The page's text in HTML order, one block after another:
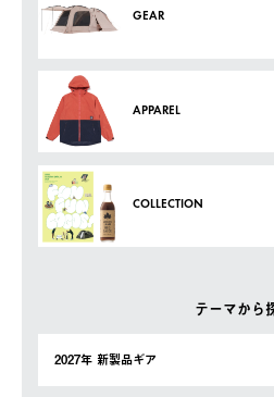
GEAR
APPAREL
COLLECTION
テーマから
2027年 新製品ギア